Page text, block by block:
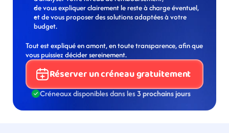
de vous expliquer clairement le reste à charge éventuel,
et de vous proposer des solutions adaptées à votre
budget.
Tout est expliqué en amont, en toute transparence, afin que
vous puissiez décider sereinement.
Réserver un créneau gratuitement
Créneaux disponibles dans les 3 prochains jours